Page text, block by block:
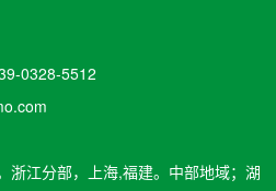
0328-5512
浙江分部，上海,福建。中部地域；湖